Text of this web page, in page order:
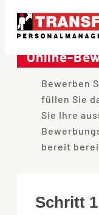
Direkt
zum
Inhalt
wechseln
Online-
Bewerben
füllen Sie
Sie Ihre
bereit